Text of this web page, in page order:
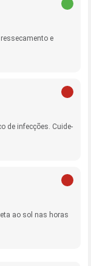
e
de infecções. Cuide-
ao sol nas horas